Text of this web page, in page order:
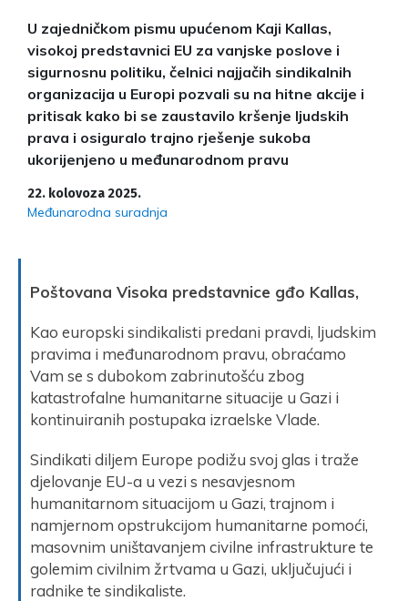
U zajedničkom pismu upućenom Kaji Kallas,
visokoj predstavnici EU za vanjske poslove i
sigurnosnu politiku, čelnici najjačih sindikalnih
organizacija u Europi pozvali su na hitne akcije i
pritisak kako bi se zaustavilo kršenje ljudskih
prava i osiguralo trajno rješenje sukoba
ukorijenjeno u međunarodnom pravu
22. kolovoza 2025.
Međunarodna suradnja
Poštovana Visoka predstavnice gđo Kallas,
Kao europski sindikalisti predani pravdi, ljudskim
pravima i međunarodnom pravu, obraćamo
Vam se s dubokom zabrinutošću zbog
katastrofalne humanitarne situacije u Gazi i
kontinuiranih postupaka izraelske Vlade.
Sindikati diljem Europe podižu svoj glas i traže
djelovanje EU-a u vezi s nesavjesnom
humanitarnom situacijom u Gazi, trajnom i
namjernom opstrukcijom humanitarne pomoći,
masovnim uništavanjem civilne infrastrukture te
golemim civilnim žrtvama u Gazi, uključujući i
radnike te sindikaliste.